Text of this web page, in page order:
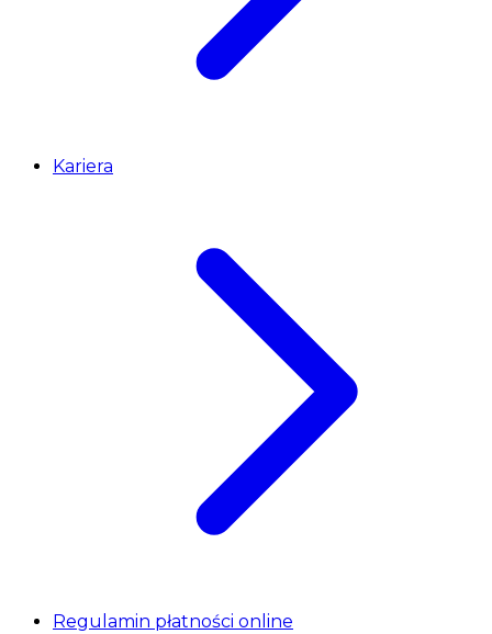
Kariera
Regulamin płatności online